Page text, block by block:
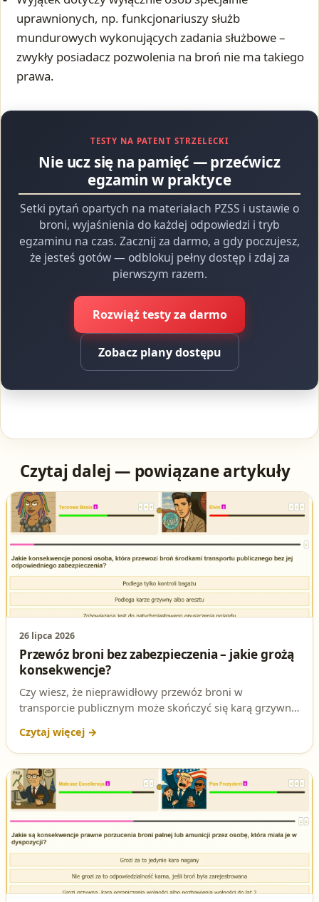
uprawnionych, np. funkcjonariuszy służb
mundurowych wykonujących zadania służbowe –
zwykły posiadacz pozwolenia na broń nie ma takiego
prawa.
TESTY NA PATENT STRZELECKI
Nie ucz się na pamięć — przećwicz
egzamin w praktyce
Setki pytań opartych na materiałach PZSS i ustawie o
broni, wyjaśnienia do każdej odpowiedzi i tryb
egzaminu na czas. Zacznij za darmo, a gdy poczujesz,
że jesteś gotów — odblokuj pełny dostęp i zdaj za
pierwszym razem.
Rozwiąż testy za darmo
Zobacz plany dostępu
Czytaj dalej — powiązane artykuły
26 lipca 2026
Przewóz broni bez zabezpieczenia – jakie grożą
konsekwencje?
Czy wiesz, że nieprawidłowy przewóz broni w
transporcie publicznym może skończyć się karą grzywny
bezpiecznie transportować broń!